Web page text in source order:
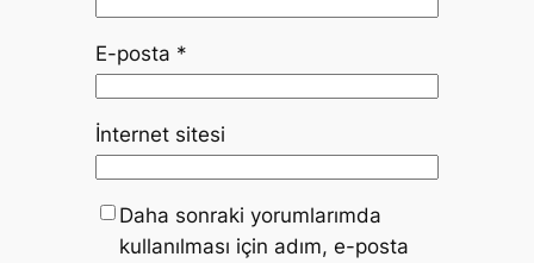
E-posta *
İnternet sitesi
Daha sonraki yorumlarımda
kullanılması için adım, e-posta